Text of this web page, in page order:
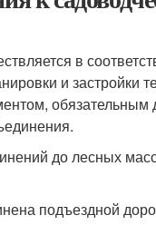
в
и застройки
обязательным
до лесных
подъездной